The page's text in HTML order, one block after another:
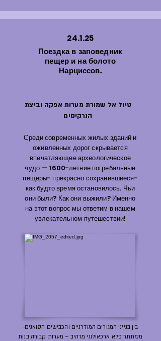
24.1.25
Поездка в заповедник
пещер и на болото
Нарциссов.
טיול אל שמורת מערות אפקה וביצת
הנרקיסים
Среди современных жилых зданий и
оживленных дорог скрывается
впечатляющее археологическое
чудо — 1600-летние погребальные
пещеры- прекрасно сохранившиеся-
как будто время остановилось. Чьи
они были? Как они выжили? Именно
на этот вопрос мы ответим в нашем
увлекательном путешествии!
בין בנייני המגורים המודרניים והכבישים הסואנים-
מסתתר פלא ארכאולוגי מרהיב – מערות קבורה בנות